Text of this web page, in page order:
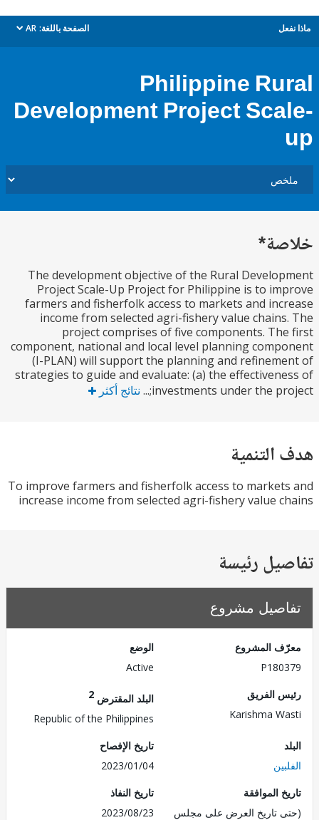
الصفحة باللغة: AR
dropdown
Philippine
Development Project
The development objective of the Rural
Project Scale-Up Project for Philippine is to
farmers and fisherfolk access to markets and
income from selected agri-fishery value
project comprises of five components.
component, national and local level planning
(I-PLAN) will support the planning and
strategies to guide and evaluate: (a) the
investments under the
نتائج أكثر
To improve farmers and fisherfolk access to
increase income from selected agri-fishery value
رئيسة
مشروع
المشروع
الفريق
Karishma
البلد المقترض
Republic of the Philippines
تاريخ الإفصاح
2023/01/04
الموافقة
تاريخ العرض على مجلس
تاريخ النفاذ
2023/08/23